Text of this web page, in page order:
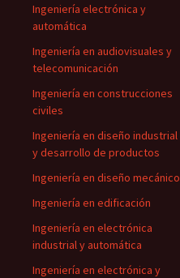
Ingeniería electrónica y
automática
Ingeniería en audiovisuales y
telecomunicación
Ingeniería en construcciones
civiles
Ingeniería en diseño industrial
y desarrollo de productos
Ingeniería en diseño mecánico
Ingeniería en edificación
Ingeniería en electrónica
industrial y automática
Ingeniería en electrónica y